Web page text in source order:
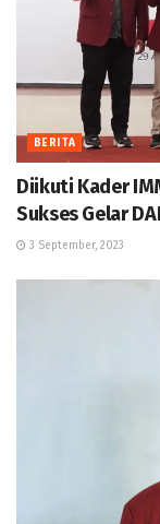
BERITA
Diikuti Kader
Sukses Gelar
3 September, 2023